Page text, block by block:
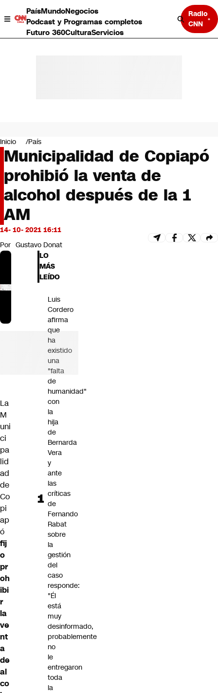
PaísMundoNegocios
Podcast y Programas completos
Futuro 360CulturaServicios
Radio
CNN
Negocios
Deportes
Programas completos
Cultura
Servicios
Bits
CNN tiempo
Futuro 360
Inicio País
Municipalidad de Copiapó
prohibió la venta de
alcohol después de la 1
AM
14- 10- 2021 16:11
Por Gustavo Donat
La
M
uni
ci
pa
lid
ad
de
Co
pi
ap
ó
fij
o
pr
oh
ibi
r
la
ve
nt
a
de
al
co
LO
MÁS
LEÍDO
Luis
Cordero
afirma
que
ha
existido
una
"falta
de
humanidad"
con
la
hija
de
Bernarda
Vera
y
ante
las
críticas
de
Fernando
Rabat
sobre
la
gestión
del
caso
responde:
"Él
está
muy
desinformado,
probablemente
no
le
entregaron
toda
la